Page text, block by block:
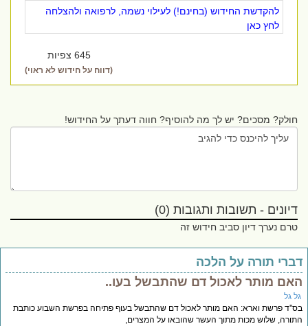
להקדשת החידוש (בחינם!) לעילוי נשמה, לרפואה ולהצלחה
לחץ כאן
645 צפיות
(דווח על חידוש לא ראוי)
חולק? מסכים? יש לך מה להוסיף? חווה דעתך על החידוש!
דיונים - תשובות ותגובות (0)
טרם נערך דיון סביב חידוש זה
תורה על הלכה
מותר לאכול דם שהתבשל בעו..
גל
פרשת וארא: האם מותר לאכול דם שהתבשל בעוף פתיחה בפרשת השבוע כותבת
שלוש מכות מתוך העשר שהובאו על המצרים,